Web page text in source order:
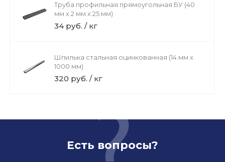
Труба профильная прямоугольная БУ (40
мм х 2 мм х 25 мм)
34 руб. / кг
Шпилька стальная оцинкованная (14 мм х
1000 мм)
320 руб. / кг
Есть вопросы?